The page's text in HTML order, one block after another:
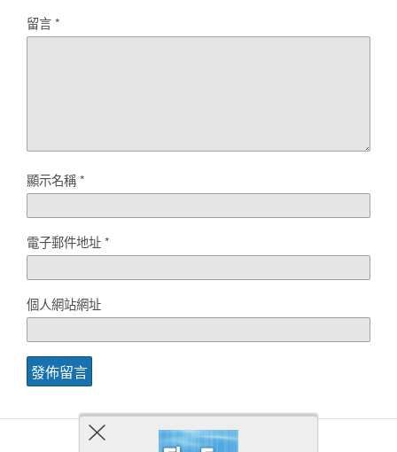
留言*
顯示名稱*
電子郵件地址*
個人網站網址